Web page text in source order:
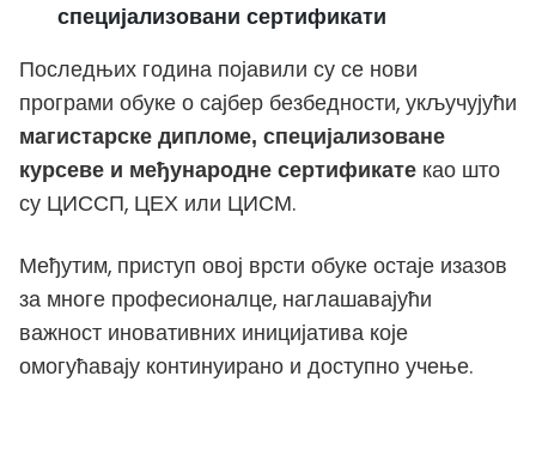
специјализовани сертификати
Последњих година појавили су се нови
програми обуке о сајбер безбедности, укључујући
магистарске дипломе, специјализоване
курсеве и међународне сертификате као што
су ЦИССП, ЦЕХ или ЦИСМ.
Међутим, приступ овој врсти обуке остаје изазов
за многе професионалце, наглашавајући
важност иновативних иницијатива које
омогућавају континуирано и доступно учење.